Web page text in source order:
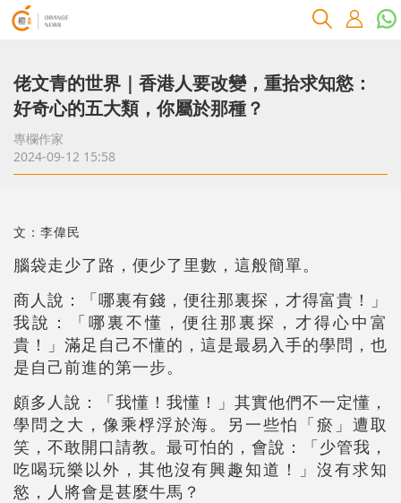
佬文青的世界｜香港人要改變，重拾求知慾：
好奇心的五大類，你屬於那種？
專欄作家
2024-09-12 15:58
文：李偉民
腦袋走少了路，便少了里數，這般簡單。
商人說：「哪裏有錢，便往那裏探，才得富貴！」
我說：「哪裏不懂，便往那裏探，才得心中富
貴！」滿足自己不懂的，這是最易入手的學問，也
是自己前進的第一步。
頗多人說：「我懂！我懂！」其實他們不一定懂，
學問之大，像乘桴浮於海。另一些怕「瘀」遭取
笑，不敢開口請教。最可怕的，會說：「少管我，
吃喝玩樂以外，其他沒有興趣知道！」沒有求知
慾，人將會是甚麼牛馬？